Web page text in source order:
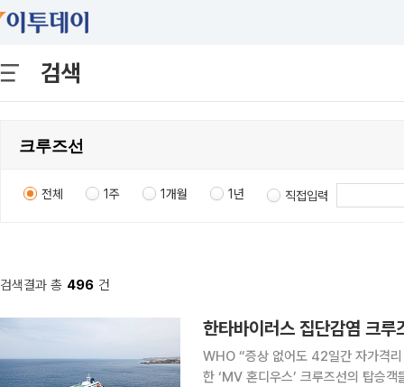
검색
전체 1주 1개월 1년 직접입력
검색결과 총 496 건
한타바이러스 집단감염 크
WHO “증상 없어도 42일간 자가격리 권고” 대서양을 항해하던 중 한타바이러스
한 ‘MV 혼디우스’ 크루즈선의 탑승